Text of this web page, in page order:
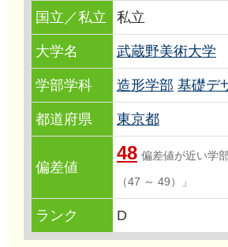
国立／私立 私立
大学名 武蔵野美術大学
学部学科 造形学部 基礎デ
都道府県 東京都
偏差値
48 偏差値が近い学
（47 ～ 49）」
ランク D